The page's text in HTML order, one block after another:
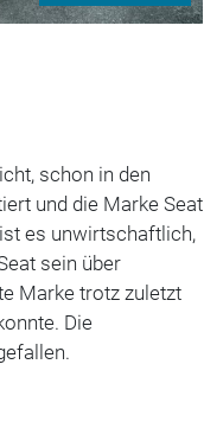
schon in den
und die Marke Seat
es unwirtschaftlich,
sein über
Marke trotz zuletzt
Die